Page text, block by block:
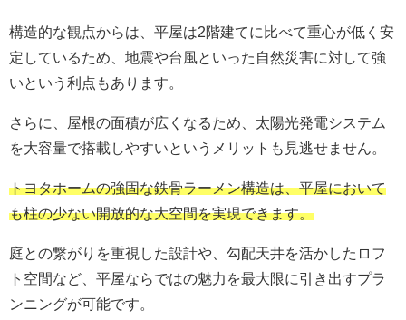
構造的な観点からは、平屋は2階建てに比べて重心が低く安
定しているため、地震や台風といった自然災害に対して強
いという利点もあります。
さらに、屋根の面積が広くなるため、太陽光発電システム
を大容量で搭載しやすいというメリットも見逃せません。
トヨタホームの強固な鉄骨ラーメン構造は、平屋において
も柱の少ない開放的な大空間を実現できます。
庭との繋がりを重視した設計や、勾配天井を活かしたロフ
ト空間など、平屋ならではの魅力を最大限に引き出すプラ
ンニングが可能です。